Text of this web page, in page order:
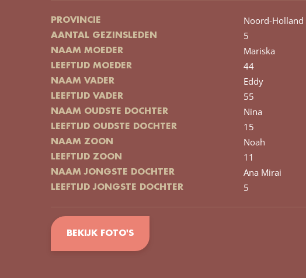
PROVINCIE Noord-Holland
AANTAL GEZINSLEDEN 5
NAAM MOEDER Mariska
LEEFTIJD MOEDER 44
NAAM VADER Eddy
LEEFTIJD VADER 55
NAAM OUDSTE DOCHTER Nina
LEEFTIJD OUDSTE DOCHTER 15
NAAM ZOON Noah
LEEFTIJD ZOON 11
NAAM JONGSTE DOCHTER Ana Mirai
LEEFTIJD JONGSTE DOCHTER 5
BEKIJK FOTO'S